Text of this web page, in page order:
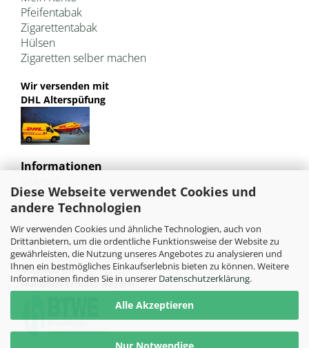
Diese Webseite verwendet Cookies und
andere Technologien
Wir verwenden Cookies und ähnliche Technologien, auch von
Drittanbietern, um die ordentliche Funktionsweise der Website zu
gewährleisten, die Nutzung unseres Angebotes zu analysieren und
Ihnen ein bestmögliches Einkaufserlebnis bieten zu können. Weitere
Informationen finden Sie in unserer Datenschutzerklärung.
Alle Akzeptieren
Pfeifentabak
Zigarettentabak
Hülsen
Zigaretten selber machen
Wir versenden mit
DHL Alterspüfung
Informationen
Jugendschutz
Bild und Markenrechte
Tabak Pedia
Weiterleitung von HU-Tobacco
Mitglied im
Handelsverband Bayern